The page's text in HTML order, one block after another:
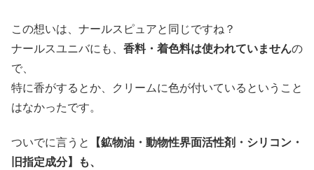
この想いは、ナールスピュアと同じですね？
ナールスユニバにも、 香料・着色料は使われていませんの
で、
特に香がするとか、クリームに色が付いているということ
はなかったです。
ついでに言うと
【鉱物油・動物性界面活性剤・シリコン・
旧指定成分】も、